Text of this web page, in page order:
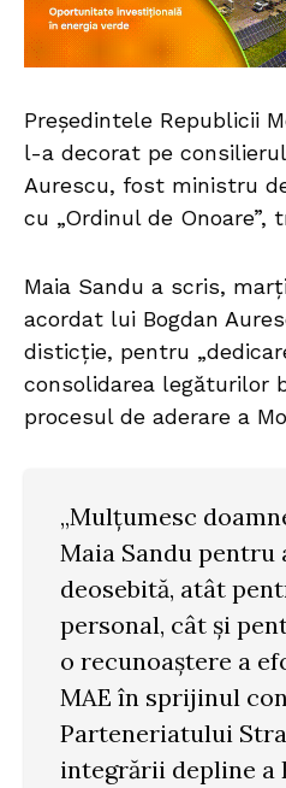
Preşedintele Republicii
l-a decorat pe
Aurescu, fost ministru
cu „Ordinul de Onoare”,
Maia Sandu a scris,
acordat lui Bogdan
disticție, pentru
consolidarea legăturilor
procesul de aderare a
„Mulţumesc
Maia Sandu pentru
deosebită, atât
personal, cât şi
o recunoaştere a
MAE în sprijinul
Parteneriatului
integrării depline a